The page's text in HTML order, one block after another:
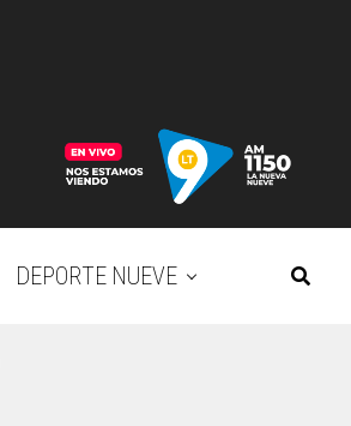
DEPORTE NUEVE